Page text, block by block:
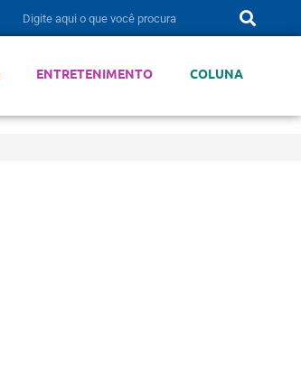
ENTRETENIMENTO COLUNA